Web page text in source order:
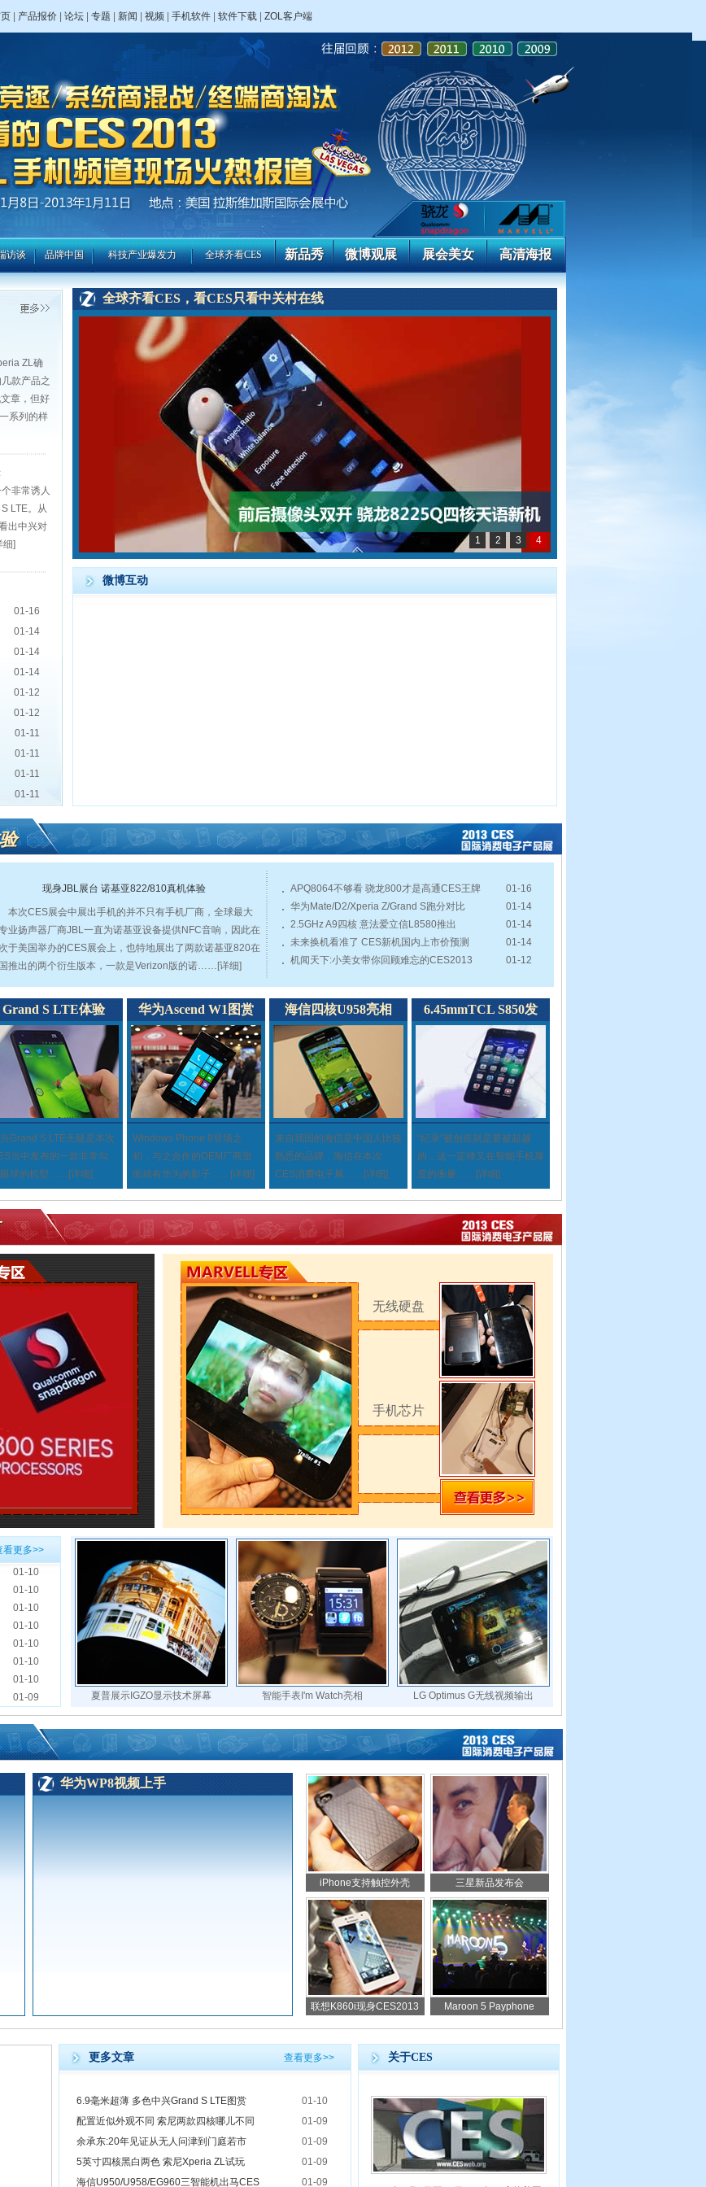
| 产品报价| 论坛| 专题 新闻 视频| 手机软件| 软件下载| ZOL客户端
访谈 品牌中国 科技产业爆发力 全球齐看CES 新品秀 微博观展 展会美女 高清海报
ZL确
款产品之
章，但好
系列的样
非常诱人
LTE。从
出中兴对
细]
01-16
01-14
01-14
01-14
01-12
01-12
01-11
01-11
01-11
01-11
全球齐看CES，看CES只看中关村在线
1 2 3
4
1
微博互动
现身JBL展台 诺基亚822/810真机体验
次CES展会中展出手机的并不只有手机厂商，全球最大
业扬声器厂商JBL一直为诺基亚设备提供NFC音响，因此在
于美国举办的CES展会上，也特地展出了两款诺基亚820在
推出的两个衍生版本，一款是Verizon版的诺…… [详细]
APQ8064不够看 骁龙800才是高通CES王牌
01-16
华为Mate/D2/Xperia Z/Grand S跑分对比
01-14
2.5GHz A9四核 意法爱立信L8580推出
01-14
未来换机看准了 CES新机国内上市价预测
01-14
机闻天下:小美女带你回顾难忘的CES2013
01-12
Grand S LTE体验
Grand S LTE无疑是本次
当中发布的一款非常勾
球的机型…… [详细]
华为Ascend W1图赏
Windows Phone 8登场之
初，与之合作的OEM厂商里
面就有华为的影子…… [详细]
海信四核U958亮相
来自我国的海信是中国人比较
熟悉的品牌，海信在本次
CES消费电子展…… [详细]
6.45mmTCL S850发
“纪录”被创造就是要被超越
的，这一定律又在智能手机厚
度的衡量…… [详细]
无线硬盘
手机芯片
看更多>>
01-10
01-10
01-10
01-10
01-10
01-10
01-10
01-09 夏普展示IGZO显示技术屏幕 智能手表I'm Watch亮相 LG Optimus G无线视频输出
华为WP8视频上手
iPhone支持触控外壳 三星新品发布会
联想K860i现身CES2013 Maroon 5 Payphone
更多文章 查看更多>>
6.9毫米超薄 多色中兴Grand S LTE图赏
01-10
配置近似外观不同 索尼两款四核哪儿不同
01-09
余承东:20年见证从无人问津到门庭若市
01-09
5英寸四核黑白两色 索尼Xperia ZL试玩
01-09
海信U950/U958/EG960三智能机出马CES
01-09
关于CES